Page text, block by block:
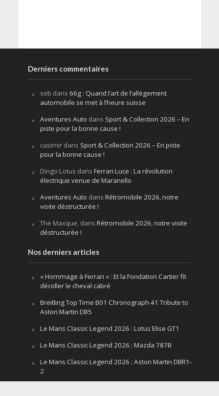
Derniers commentaires
seb dans 66g : Quand l’art de l’allègement
automobile se met à l’heure suisse
Aventures Auto dans Sport & Collection 2026 – En
piste pour la bonne cause !
casimirdans Sport & Collection 2026 – En piste
pour la bonne cause !
Dingo Lotus dans Ferrari Luce : La révolution
électrique venue de Maranello
Aventures Auto dans Rétromobile 2026, notre
visite déstructurée !
The Maxque. dans Rétromobile 2026, notre visite
déstructurée !
Nos derniers articles
« Hommage à Ferrari » : Et la Fondation Cartier fit
décoller le cheval cabré
Breitling Top Time B01 Chronograph 41 Tribute to
Aston Martin DB5
Le Mans Classic Legend 2026 : Lotus Elise GT1
Le Mans Classic Legend 2026 : Mazda 787B
Le Mans Classic Legend 2026 : Aston Martin DBR1-
2